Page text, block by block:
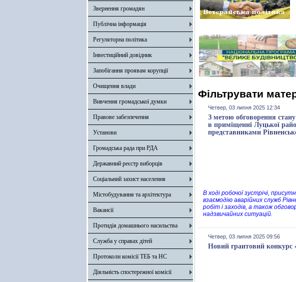
Звернення громадян
Публічна інформація
Регуляторна політика
Інвестиційний довідник
Запобігання проявам корупції
Очищення влади
Вивчення громадської думки
Правове забезпечення
Установи
Громадська рада при РДА
Державний реєстр виборців
Соціальний захист населення
Містобудування та архітектура
Вакансії
Протидія домашнього насильства
Служба у справах дітей
Протоколи комісії ТЕБ та НС
Діяльність спостережної комісії
Фільтрувати
Четвер, 03 липня 2025 12:34
З метою обговорення
в приміщенні Луцької
представниками
В ході робочої зустрічі,
взаємодію аварійних служб
робіт і заходів, а також
надзвичайних ситуацій.
Четвер, 03 липня 2025 09:56
Новий грантовий конкурс